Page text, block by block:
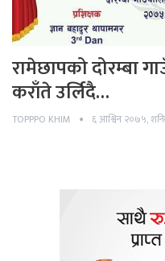
रामेछापको दोरम्बा
कराँते उर्लिदै…
TOPPPO KHIM ६ आश्विन २०७५,